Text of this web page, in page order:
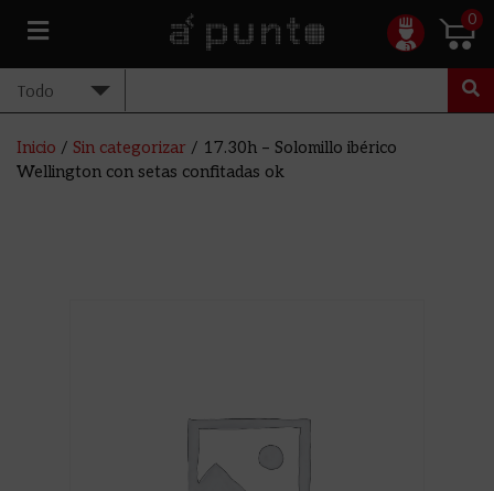
0
Inicio / Sin categorizar / 17.30h – Solomillo ibérico
Wellington con setas confitadas ok